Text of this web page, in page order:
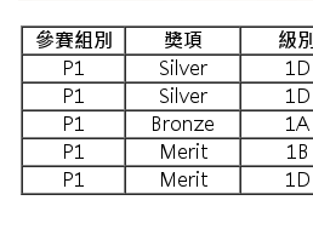
參賽組別 獎項 級別
P1 Silver 1D
P1
Silver 1D
P1
Bronze 1A
P1
Merit 1B
P1
Merit 1D